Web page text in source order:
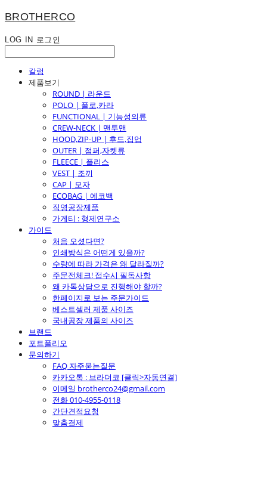
BROTHERCO
LOG IN 로그인
칼럼
제품보기
ROUND | 라운드
POLO | 폴로,카라
FUNCTIONAL | 기능성의류
CREW-NECK | 맨투맨
HOOD,ZIP-UP | 후드,집업
OUTER | 점퍼,자켓류
FLEECE | 플리스
VEST | 조끼
CAP | 모자
ECOBAG | 에코백
직영공장제품
가게티 : 형제연구소
가이드
처음 오셨다면?
인쇄방식은 어떤게 있을까?
수량에 따라 가격은 왜 달라질까?
주문전체크! 접수시 필독사항
왜 카톡상담으로 진행해야 할까?
한페이지로 보는 주문가이드
베스트셀러 제품 사이즈
국내공장 제품의 사이즈
브랜드
포트폴리오
문의하기
FAQ 자주묻는질문
카카오톡 : 브라더코 [클릭>자동연결]
이메일 brotherco24@gmail.com
전화 010-4955-0118
간단견적요청
맞춤결제